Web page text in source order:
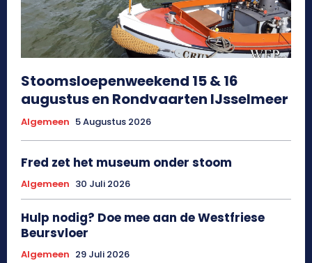
Stoomsloepenweekend 15 & 16
augustus en Rondvaarten IJsselmeer
Algemeen 5 Augustus 2026
Fred zet het museum onder stoom
Algemeen 30 Juli 2026
Hulp nodig? Doe mee aan de Westfriese
Beursvloer
Algemeen 29 Juli 2026